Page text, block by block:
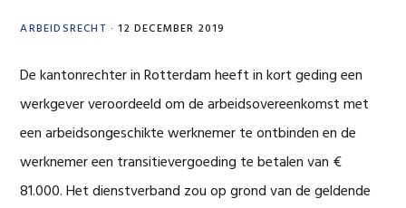
ARBEIDSRECHT · 12 DECEMBER 2019
De kantonrechter in Rotterdam heeft in kort geding een
werkgever veroordeeld om de arbeidsovereenkomst met
een arbeidsongeschikte werknemer te ontbinden en de
werknemer een transitievergoeding te betalen van €
81.000. Het dienstverband zou op grond van de geldende